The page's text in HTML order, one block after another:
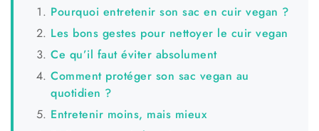
Pourquoi entretenir son sac en cuir vegan ?
Les bons gestes pour nettoyer le cuir vegan
Ce qu’il faut éviter absolument
Comment protéger son sac vegan au
quotidien ?
Entretenir moins, mais mieux